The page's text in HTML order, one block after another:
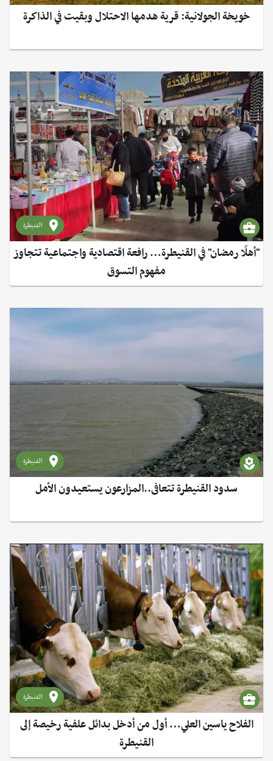
خويخة الجولانية: قرية هدمها الاحتلال وبقيت في الذاكرة
القنيطرة
"أهلًا رمضان" في القنيطرة… رافعة اقتصادية واجتماعية تتجاوز
مفهوم التسوق
القنيطرة
سدود القنيطرة تتعافى..المزارعون يستعيدون الأمل
القنيطرة
الفلاح ياسين العلي… أول من أدخل بدائل علفية رخيصة إلى
القنيطرة